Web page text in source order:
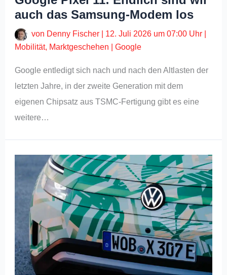
auch das Samsung-Modem los
von Denny Fischer 12. Juli 2026 um 07:00 Uhr
Mobilität, Marktgeschehen |Google
Google entledigt sich nach und nach den Altlasten der
letzten Jahre, in der zweite Generation mit dem
eigenen Chipsatz aus TSMC-Fertigung gibt es eine
weitere…